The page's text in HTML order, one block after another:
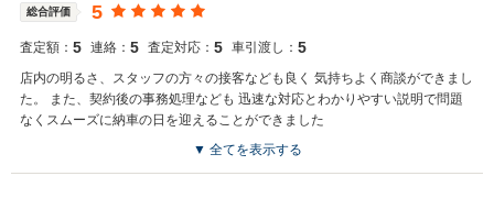
総合評価 5
査定額： 5 連絡： 5 査定対応： 5 車引渡し： 5
店内の明るさ、スタッフの方々の接客なども良く 気持ちよく商談ができまし
た。 また、契約後の事務処理なども 迅速な対応とわかりやすい説明で問題
なくスムーズに納車の日を迎えることができました
▼ 全てを表示する